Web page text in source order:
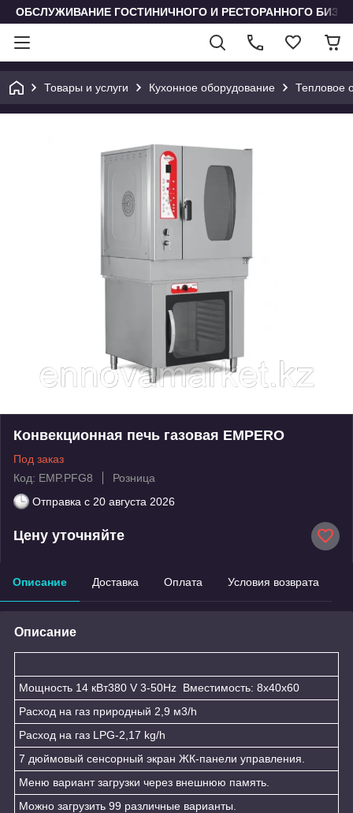
ОБСЛУЖИВАНИЕ ГОСТИНИЧНОГО И РЕСТОРАННОГО
Товары и услуги Кухонное оборудование Тепловое
Конвекционная печь газовая EMPERO
Под заказ
Код: EMP.PFG8
Розница
Отправка с 20 августа 2026
Цену уточняйте
Описание Доставка Оплата Условия возврата
Описание
Мощность 14 кВт380 V 3-50Hz Вместимость: 8х40х60
Расход на газ природный 2,9 м3/h
Расход на газ LPG-2,17 kg/h
7 дюймовый сенсорный экран ЖК-панели управления.
Меню вариант загрузки через внешнюю память.
Можно загрузить 99 различные варианты.